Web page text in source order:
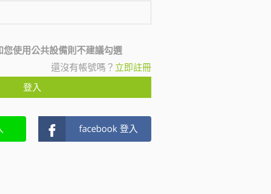
使用公共設備則不建議勾選
還沒有帳號嗎？ 立即註冊
登入
facebook 登入